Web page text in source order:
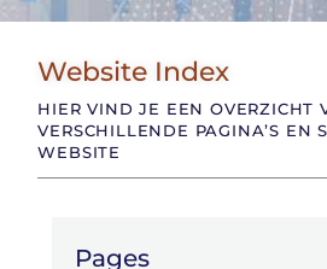
Website Index​
HIER VIND JE EEN OVERZICHT
VERSCHILLENDE PAGINA’S EN
WEBSITE
Pages